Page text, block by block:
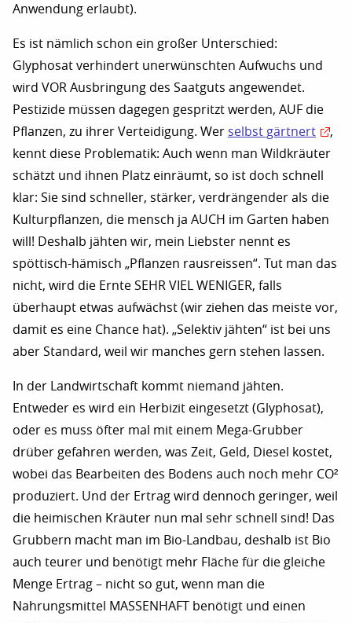
Anwendung erlaubt).
Es ist nämlich schon ein großer Unterschied:
Glyphosat verhindert unerwünschten Aufwuchs und
wird VOR Ausbringung des Saatguts angewendet.
Pestizide müssen dagegen gespritzt werden, AUF die
Pflanzen, zu ihrer Verteidigung. Wer selbst gärtnert
,
kennt diese Problematik: Auch wenn man Wildkräuter
schätzt und ihnen Platz einräumt, so ist doch schnell
klar: Sie sind schneller, stärker, verdrängender als die
Kulturpflanzen, die mensch ja AUCH im Garten haben
will! Deshalb jähten wir, mein Liebster nennt es
spöttisch-hämisch „Pflanzen rausreissen“. Tut man das
nicht, wird die Ernte SEHR VIEL WENIGER, falls
überhaupt etwas aufwächst (wir ziehen das meiste vor,
damit es eine Chance hat). „Selektiv jähten“ ist bei uns
aber Standard, weil wir manches gern stehen lassen.
In der Landwirtschaft kommt niemand jähten.
Entweder es wird ein Herbizit eingesetzt (Glyphosat),
oder es muss öfter mal mit einem Mega-Grubber
drüber gefahren werden, was Zeit, Geld, Diesel kostet,
wobei das Bearbeiten des Bodens auch noch mehr CO²
produziert. Und der Ertrag wird dennoch geringer, weil
die heimischen Kräuter nun mal sehr schnell sind! Das
Grubbern macht man im Bio-Landbau, deshalb ist Bio
auch teurer und benötigt mehr Fläche für die gleiche
Menge Ertrag – nicht so gut, wenn man die
Nahrungsmittel MASSENHAFT benötigt und einen